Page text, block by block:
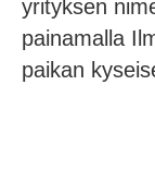
yrityksen
painamalla
paikan